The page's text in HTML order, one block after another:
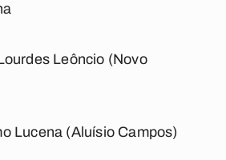
Leôncio (Novo
Lucena (Aluísio Campos)